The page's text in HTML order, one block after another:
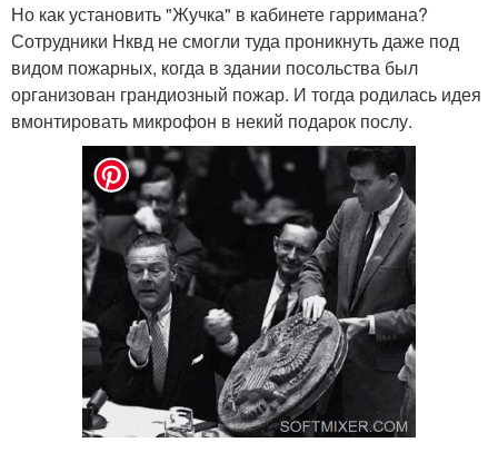
Но как установить "Жучка" в кабинете гарримана?
Сотрудники Нквд не смогли туда проникнуть даже под
видом пожарных, когда в здании посольства был
организован грандиозный пожар. И тогда родилась идея
вмонтировать микрофон в некий подарок послу.